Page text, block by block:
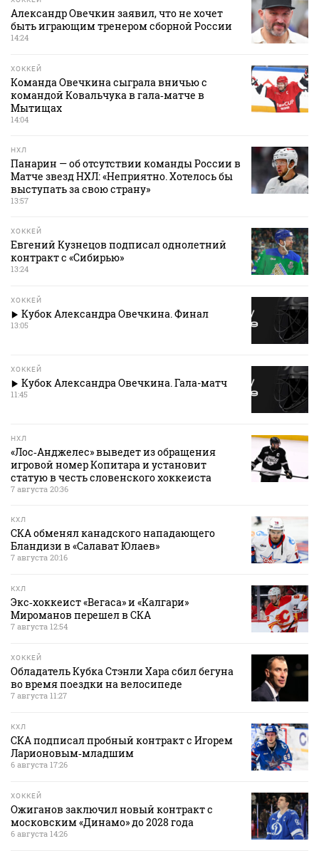
Александр Овечкин заявил, что не хочет
быть играющим тренером сборной России
14:24
ХОККЕЙ
Команда Овечкина сыграла вничью с
командой Ковальчука в гала‑матче в
Мытищах
14:04
НХЛ
Панарин — об отсутствии команды России в
Матче звезд НХЛ: «Неприятно. Хотелось бы
выступать за свою страну»
13:57
ХОККЕЙ
Евгений Кузнецов подписал однолетний
контракт с «Сибирью»
13:24
ХОККЕЙ
Кубок Александра Овечкина. Финал
13:05
ХОККЕЙ
Кубок Александра Овечкина. Гала-матч
11:45
НХЛ
«Лос‑Анджелес» выведет из обращения
игровой номер Копитара и установит
статую в честь словенского хоккеиста
7 августа 20:36
КХЛ
СКА обменял канадского нападающего
Бландизи в «Салават Юлаев»
7 августа 20:16
КХЛ
Экс‑хоккеист «Вегаса» и «Калгари»
Мироманов перешел в СКА
7 августа 12:54
ХОККЕЙ
Обладатель Кубка Стэнли Хара сбил бегуна
во время поездки на велосипеде
7 августа 11:27
КХЛ
СКА подписал пробный контракт с Игорем
Ларионовым‑младшим
6 августа 17:26
ХОККЕЙ
Ожиганов заключил новый контракт с
московским «Динамо» до 2028 года
6 августа 14:26